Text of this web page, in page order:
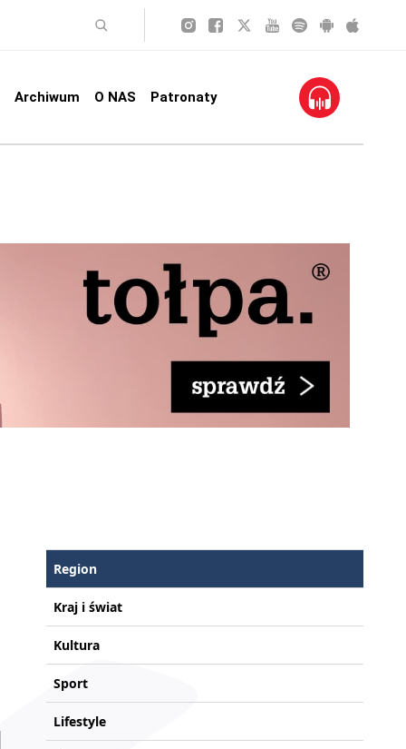
Archiwum O NAS Patronaty
Region
Kraj i świat
Kultura
Sport
Lifestyle